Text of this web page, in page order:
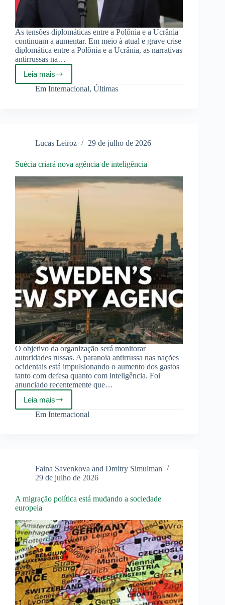
As tensões diplomáticas entre a Polônia e a Ucrânia
continuam a aumentar. Em meio à atual e grave crise
diplomática entre a Polônia e a Ucrânia, as narrativas
antirrussas na…
Leia mais
Polônia
critica
Em Internacional,Últimas
Lucas Leiroz 29 de julho de 2026
Suécia criará nova agência de inteligência
O objetivo da organização será monitorar
autoridades russas. A paranoia antirrussa nas nações
ocidentais está impulsionando o aumento dos gastos
tanto com defesa quanto com inteligência. Foi
anunciado recentemente que…
Leia mais
Suécia
criará
Em Internacional
Faina Savenkova and Dmitry Simulman
29 de julho de 2026
A migração política está mudando a sociedade
europeia